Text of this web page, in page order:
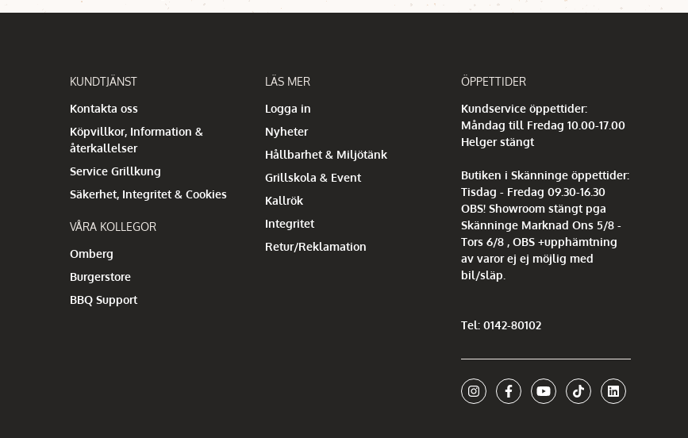
KUNDTJÄNST
Kontakta oss
Köpvillkor, Information &
återkallelser
Service Grillkung
Säkerhet, Integritet & Cookies
VÅRA KOLLEGOR
Omberg
Burgerstore
BBQ Support
LÄS MER
Logga in
Nyheter
Hållbarhet & Miljötänk
Grillskola & Event
Kallrök
Integritet
Retur/Reklamation
ÖPPETTIDER
Kundservice öppettider:
Måndag till Fredag 10.00-17.00
Helger stängt
Butiken i Skänninge öppettider:
Tisdag - Fredag 09.30-16.30
OBS! Showroom stängt pga
Skänninge Marknad Ons 5/8 -
Tors 6/8 , OBS +upphämtning
av varor ej ej möjlig med
bil/släp.
Tel: 0142-80102